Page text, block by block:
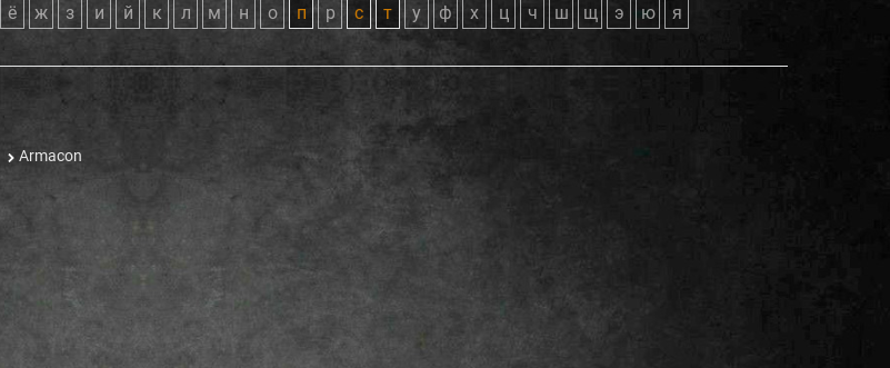
ё ж з и й к л м н о п р с т у ф х ц ч ш щ э ю я
Armacon